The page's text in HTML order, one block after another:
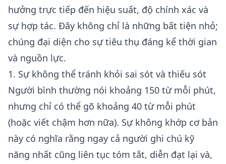
hưởng trực tiếp đến hiệu suất, độ chính xác và
sự hợp tác. Đây không chỉ là những bất tiện nhỏ;
chúng đại diện cho sự tiêu thụ đáng kể thời gian
và nguồn lực.
1. Sự không thể tránh khỏi sai sót và thiếu sót
Người bình thường nói khoảng 150 từ mỗi phút,
nhưng chỉ có thể gõ khoảng 40 từ mỗi phút
(hoặc viết chậm hơn nữa). Sự không khớp cơ bản
này có nghĩa rằng ngay cả người ghi chú kỹ
năng nhất cũng liên tục tóm tắt, diễn đạt lại và,